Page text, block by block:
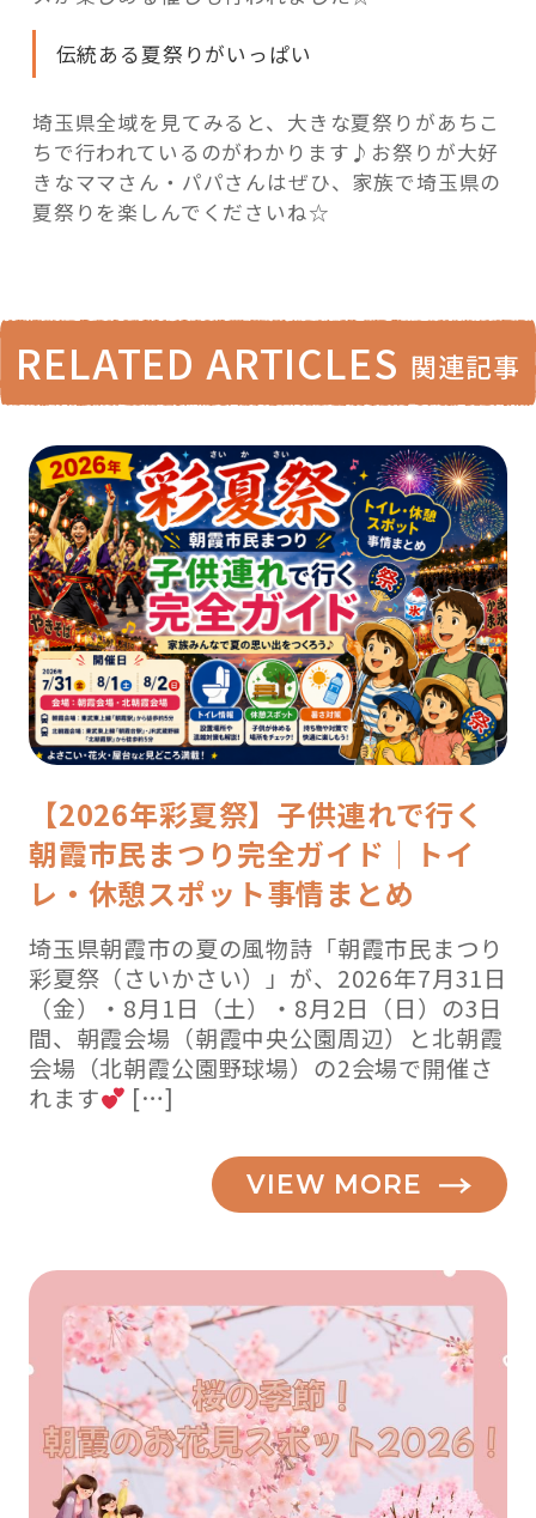
伝統ある夏祭りがいっぱい
埼玉県全域を見てみると、大きな夏祭りがあちこ
ちで行われているのがわかります♪お祭りが大好
きなママさん・パパさんはぜひ、家族で埼玉県の
夏祭りを楽しんでくださいね☆
RELATED ARTICLES 関連記事
【2026年彩夏祭】子供連れで行く
朝霞市民まつり完全ガイド｜トイ
レ・休憩スポット事情まとめ
埼玉県朝霞市の夏の風物詩「朝霞市民まつり
彩夏祭（さいかさい）」が、2026年7月31日
（金）・8月1日（土）・8月2日（日）の3日
間、朝霞会場（朝霞中央公園周辺）と北朝霞
会場（北朝霞公園野球場）の2会場で開催さ
れます
[…]
VIEW MORE